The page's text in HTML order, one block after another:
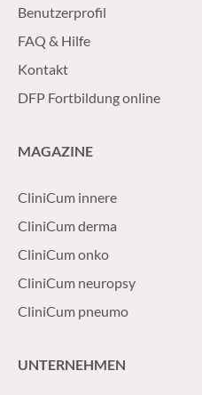
Benutzerprofil
FAQ & Hilfe
Kontakt
DFP Fortbildung online
MAGAZINE
CliniCum innere
CliniCum derma
CliniCum onko
CliniCum neuropsy
CliniCum pneumo
UNTERNEHMEN